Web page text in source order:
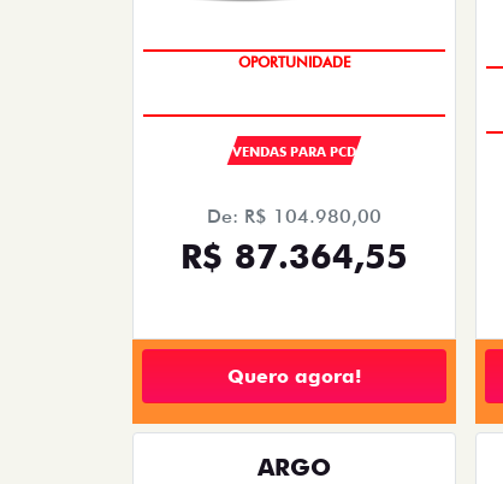
OPORTUNIDADE
VENDAS PARA PCD
De: R$ 104.980,00
R$ 87.364,55
Quero agora!
ARGO